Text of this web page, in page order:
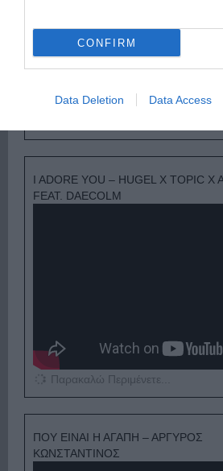
CONFIRM
Data Deletion Data Access
I ADORE YOU – HUGEL X TOPIC X
FEAT. DAECOLM
Παρακαλώ Περιμένετε...
ΠΟΥ ΕΙΝΑΙ Η ΑΓΑΠΗ – ΑΡΓΥΡΟΣ
ΚΩΝΣΤΑΝΤΙΝΟΣ